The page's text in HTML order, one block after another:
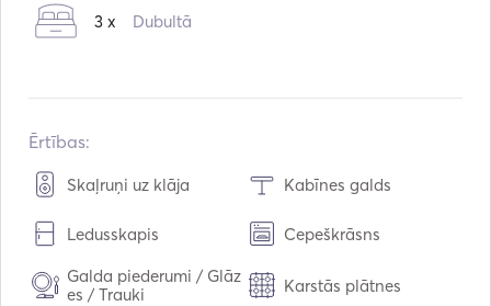
3 x Dubultā
Ērtības:
Skaļruņi uz klāja Kabīnes galds
Ledusskapis Cepeškrāsns
Galda piederumi / Glāz
es / Trauki
Karstās plātnes